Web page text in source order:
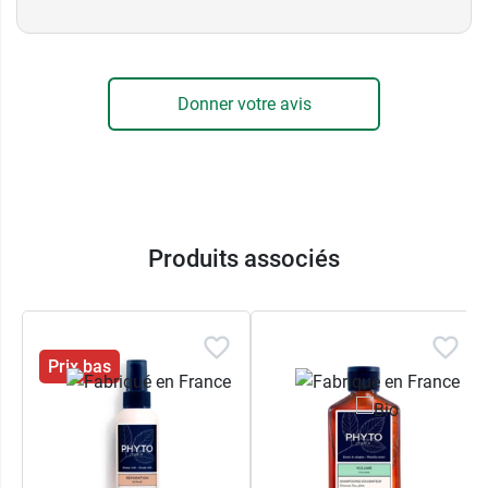
Donner votre avis
Produits associés
Prix bas